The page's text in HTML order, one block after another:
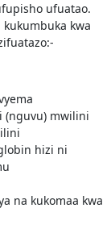
ufuatao.
kwa
(nguvu) mwilini
hizi ni
na kukomaa kwa